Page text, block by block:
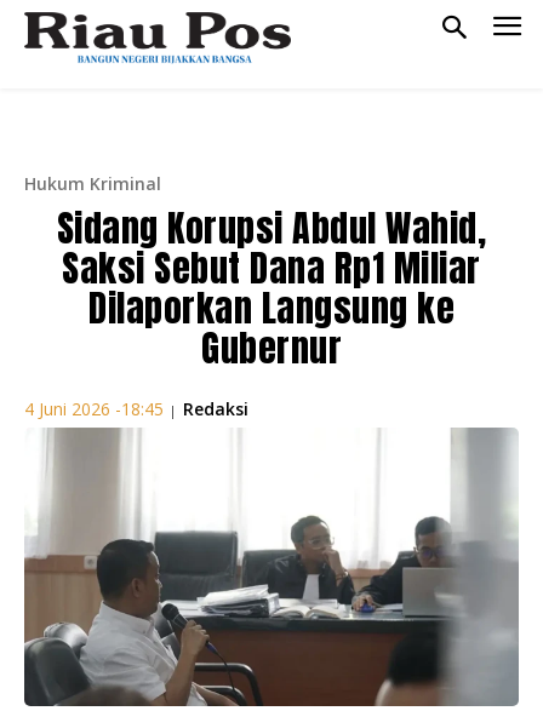
Hukum Kriminal
Sidang Korupsi Abdul Wahid,
Saksi Sebut Dana Rp1 Miliar
Dilaporkan Langsung ke
Gubernur
4 Juni 2026 -18:45 | Redaksi